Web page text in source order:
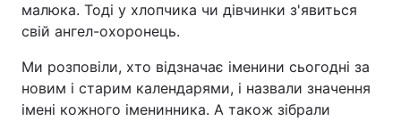
малюка. Тоді у хлопчика чи дівчинки з'явиться
свій ангел-охоронець.
Ми розповіли, хто відзначає іменини сьогодні за
новим і старим календарями, і назвали значення
імені кожного іменинника. А також зібрали